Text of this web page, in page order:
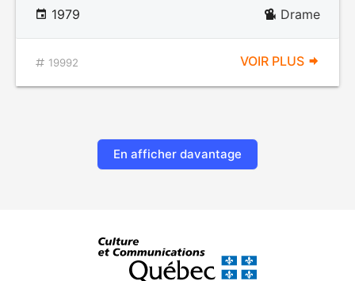
1979 Drame
19992 VOIR PLUS
En afficher davantage